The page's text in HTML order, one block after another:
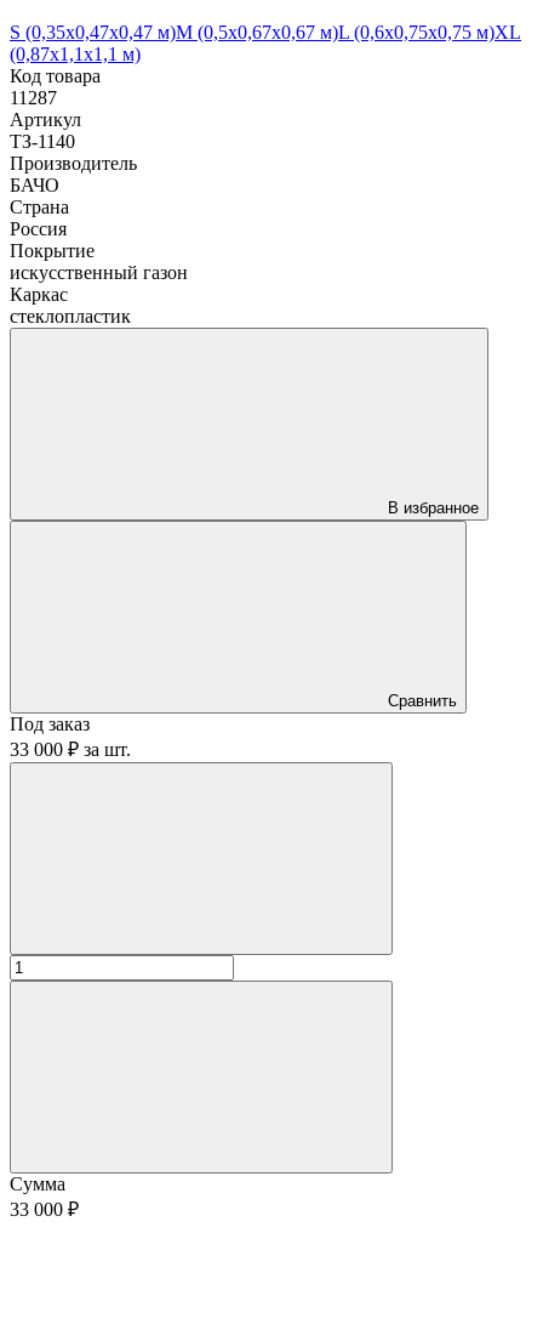
S (0,35х0,47х0,47 м)М (0,5х0,67х0,67 м)L (0,6х0,75х0,75 м)XL
(0,87х1,1х1,1 м)
Код товара
11287
Артикул
ТЗ-1140
Производитель
БАЧО
Страна
Россия
Покрытие
искусственный газон
Каркас
стеклопластик
В избранное
Сравнить
Под заказ
33 000 ₽ за шт.
Сумма
33 000 ₽